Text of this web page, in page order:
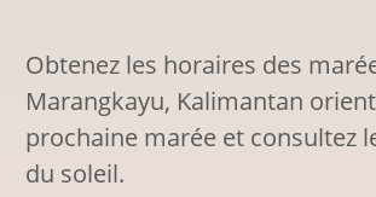
Obtenez les horaires des
Marangkayu, Kalimantan
prochaine marée et consultez
du soleil.